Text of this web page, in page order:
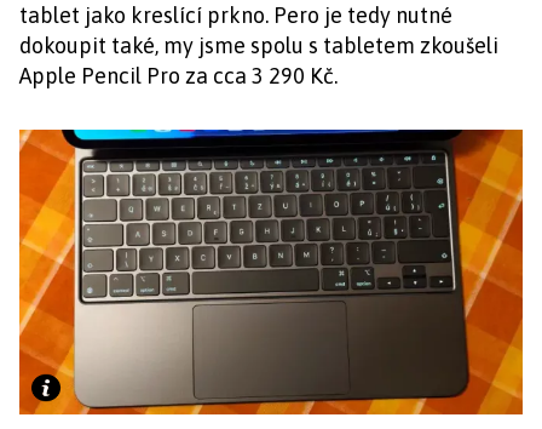
tablet jako kreslící prkno. Pero je tedy nutné
dokoupit také, my jsme spolu s tabletem zkoušeli
Apple Pencil Pro za cca 3 290 Kč.